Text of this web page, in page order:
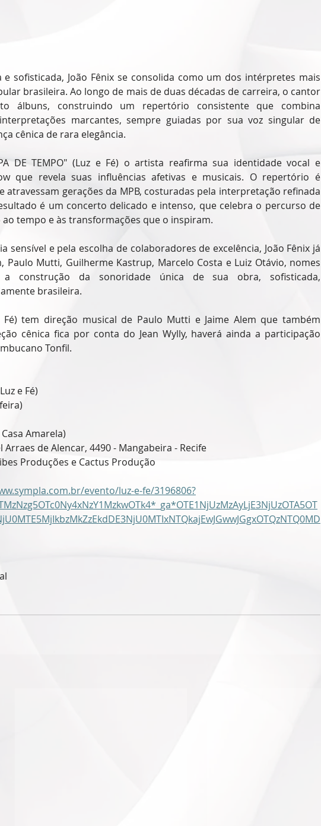
sofisticada, João Fênix se consolida como um dos intérpretes mais
brasileira. Ao longo de mais de duas décadas de carreira, o cantor
álbuns, construindo um repertório consistente que combina
marcantes, sempre guiadas por sua voz singular de
cênica de rara elegância.
DE TEMPO" (Luz e Fé) o artista reafirma sua identidade vocal e
que revela suas influências afetivas e musicais. O repertório é
atravessam gerações da MPB, costuradas pela interpretação refinada
é um concerto delicado e intenso, que celebra o percurso de
tempo e às transformações que o inspiram.
sensível e pela escolha de colaboradores de excelência, João Fênix já
Paulo Mutti, Guilherme Kastrup, Marcelo Costa e Luiz Otávio, nomes
construção da sonoridade única de sua obra, sofisticada,
brasileira.
Fé) tem direção musical de Paulo Mutti e Jaime Alem que também
cênica fica por conta do Jean Wylly, haverá ainda a participação
Tonfil.
e Fé)
Amarela)
Arraes de Alencar, 4490 - Mangabeira - Recife
Produções e Cactus Produção
evento/luz-e-fe/3196806?